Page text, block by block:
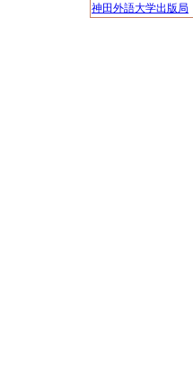
神田外語大学出版局